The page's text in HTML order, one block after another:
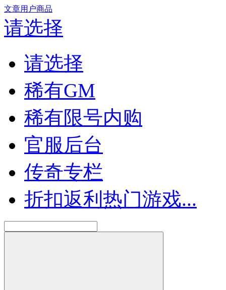
文章用户商品
请选择
请选择
稀有GM
稀有限号内购
官服后台
传奇专栏
折扣返利热门游戏...